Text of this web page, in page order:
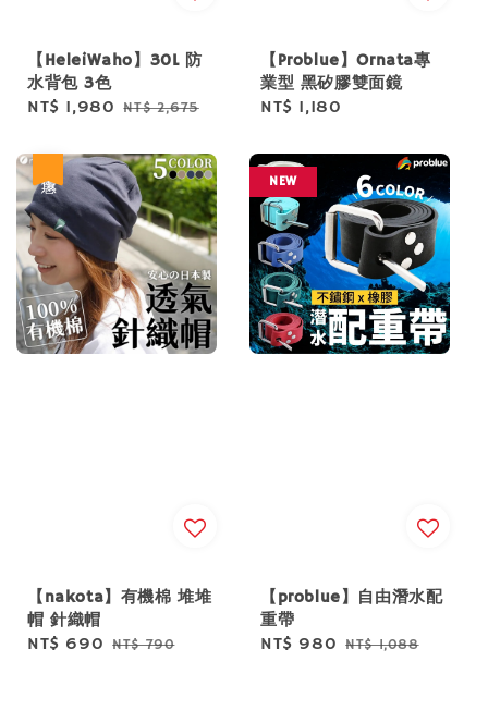
【HeleiWaho】30L 防
水背包 3色
Sale
NT$ 1,980 Regular
NT$ 2,675
【Problue】Ornata專
業型 黑矽膠雙面鏡
Regular
NT$ 1,180
【nakota】有機棉 堆堆
帽 針織帽
Sale
NT$ 690 Regular
NT$ 790
NEW
【problue】自由潛水配
重帶
Sale
NT$ 980 Regular
NT$ 1,088